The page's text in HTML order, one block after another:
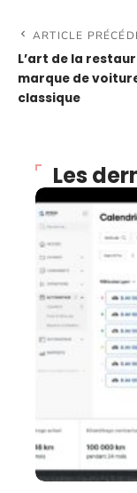
ARTICLE
L’art de la
marque de
classique
Les